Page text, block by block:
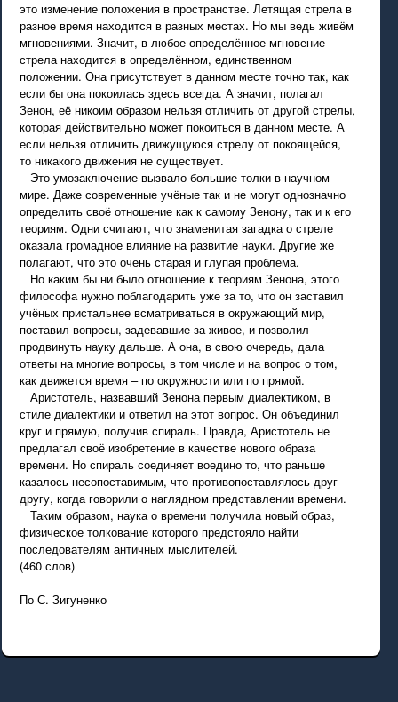
это изменение положения в пространстве. Летящая стрела в
разное время находится в разных местах. Но мы ведь живём
мгновениями. Значит, в любое определённое мгновение
стрела находится в определённом, единственном
положении. Она присутствует в данном месте точно так, как
если бы она покоилась здесь всегда. А значит, полагал
Зенон, её никоим образом нельзя отличить от другой стрелы,
которая действительно может покоиться в данном месте. А
если нельзя отличить движущуюся стрелу от покоящейся,
то никакого движения не существует.
Это умозаключение вызвало большие толки в научном
мире. Даже современные учёные так и не могут однозначно
определить своё отношение как к самому Зенону, так и к его
теориям. Одни считают, что знаменитая загадка о стреле
оказала громадное влияние на развитие науки. Другие же
полагают, что это очень старая и глупая проблема.
Но каким бы ни было отношение к теориям Зенона, этого
философа нужно поблагодарить уже за то, что он заставил
учёных пристальнее всматриваться в окружающий мир,
поставил вопросы, задевавшие за живое, и позволил
продвинуть науку дальше. А она, в свою очередь, дала
ответы на многие вопросы, в том числе и на вопрос о том,
как движется время – по окружности или по прямой.
Аристотель, назвавший Зенона первым диалектиком, в
стиле диалектики и ответил на этот вопрос. Он объединил
круг и прямую, получив спираль. Правда, Аристотель не
предлагал своё изобретение в качестве нового образа
времени. Но спираль соединяет воедино то, что раньше
казалось несопоставимым, что противопоставлялось друг
другу, когда говорили о наглядном представлении времени.
Таким образом, наука о времени получила новый образ,
физическое толкование которого предстояло найти
последователям античных мыслителей.
(460 слов)
По С. Зигуненко